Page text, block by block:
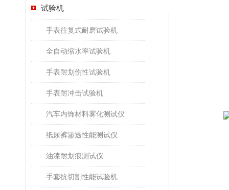
试验机
手表往复式耐磨试验机
全自动缩水率试验机
手表耐划伤性试验机
手表耐冲击试验机
汽车内饰材料雾化测试仪
纸尿裤渗透性能测试仪
油漆耐划痕测试仪
手套抗切割性能试验机